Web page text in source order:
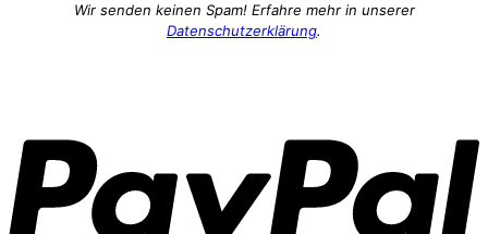
Wir senden keinen Spam! Erfahre mehr in unserer
Datenschutzerklärung.